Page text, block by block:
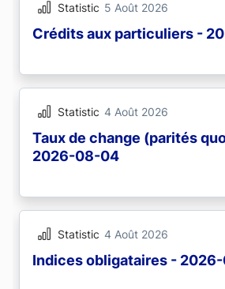
Statistic 5 Août 2026
Crédits aux particuliers -
Statistic 4 Août 2026
Taux de change (parités
2026-08-04
Statistic 4 Août 2026
Indices obligataires -